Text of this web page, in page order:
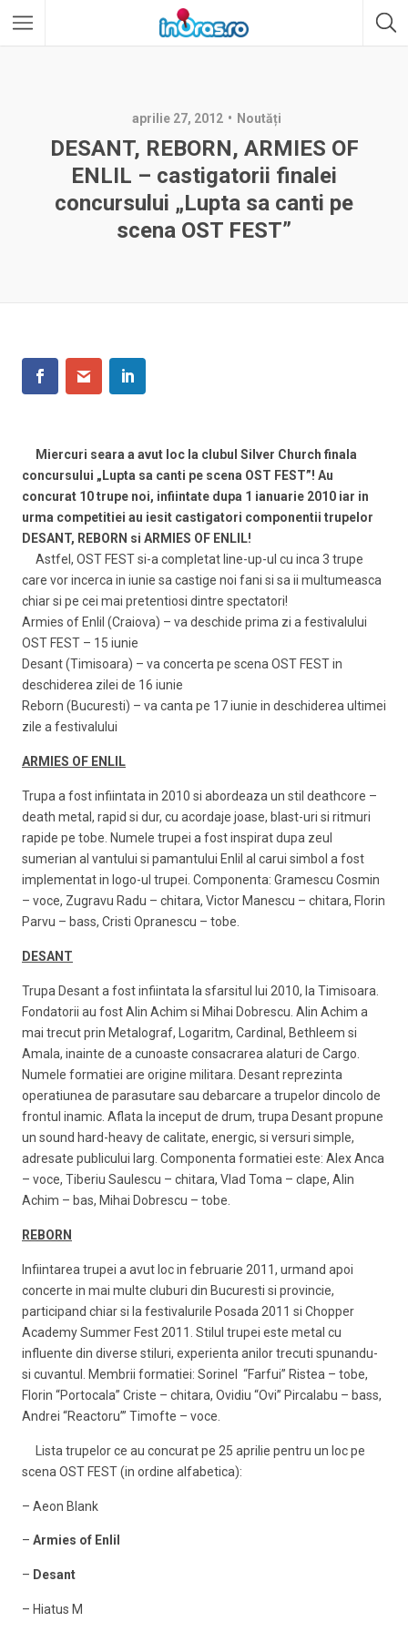
aprilie 27, 2012 Noutăți
DESANT, REBORN, ARMIES OF
ENLIL – castigatorii finalei
concursului „Lupta sa canti pe
scena OST FEST”
Miercuri seara a avut loc la clubul Silver Church finala
concursului „Lupta sa canti pe scena OST FEST”! Au
concurat 10 trupe noi, infiintate dupa 1 ianuarie 2010 iar in
urma competitiei au iesit castigatori componentii trupelor
DESANT, REBORN si ARMIES OF ENLIL!
Astfel, OST FEST si-a completat line-up-ul cu inca 3 trupe
care vor incerca in iunie sa castige noi fani si sa ii multumeasca
chiar si pe cei mai pretentiosi dintre spectatori!
Armies of Enlil (Craiova) – va deschide prima zi a festivalului
OST FEST – 15 iunie
Desant (Timisoara) – va concerta pe scena OST FEST in
deschiderea zilei de 16 iunie
Reborn (Bucuresti) – va canta pe 17 iunie in deschiderea ultimei
zile a festivalului
ARMIES OF ENLIL
Trupa a fost infiintata in 2010 si abordeaza un stil deathcore –
death metal, rapid si dur, cu acordaje joase, blast-uri si ritmuri
rapide pe tobe. Numele trupei a fost inspirat dupa zeul
sumerian al vantului si pamantului Enlil al carui simbol a fost
implementat in logo-ul trupei. Componenta: Gramescu Cosmin
– voce, Zugravu Radu – chitara, Victor Manescu – chitara, Florin
Parvu – bass, Cristi Opranescu – tobe.
DESANT
Trupa Desant a fost infiintata la sfarsitul lui 2010, la Timisoara.
Fondatorii au fost Alin Achim si Mihai Dobrescu. Alin Achim a
mai trecut prin Metalograf, Logaritm, Cardinal, Bethleem si
Amala, inainte de a cunoaste consacrarea alaturi de Cargo.
Numele formatiei are origine militara. Desant reprezinta
operatiunea de parasutare sau debarcare a trupelor dincolo de
frontul inamic. Aflata la inceput de drum, trupa Desant propune
un sound hard-heavy de calitate, energic, si versuri simple,
adresate publicului larg. Componenta formatiei este: Alex Anca
– voce, Tiberiu Saulescu – chitara, Vlad Toma – clape, Alin
Achim – bas, Mihai Dobrescu – tobe.
REBORN
Infiintarea trupei a avut loc in februarie 2011, urmand apoi
concerte in mai multe cluburi din Bucuresti si provincie,
participand chiar si la festivalurile Posada 2011 si Chopper
Academy Summer Fest 2011. Stilul trupei este metal cu
influente din diverse stiluri, experienta anilor trecuti spunandu-
si cuvantul. Membrii formatiei: Sorinel “Farfui” Ristea – tobe,
Florin “Portocala” Criste – chitara, Ovidiu “Ovi” Pircalabu – bass,
Andrei “Reactoru’” Timofte – voce.
Lista trupelor ce au concurat pe 25 aprilie pentru un loc pe
scena OST FEST (in ordine alfabetica):
– Aeon Blank
– Armies of Enlil
– Desant
– Hiatus M